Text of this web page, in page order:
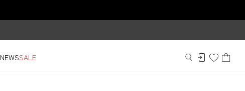
NEWSSALE